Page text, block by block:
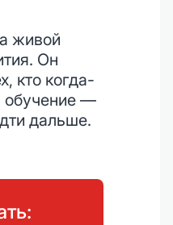
живой
Он
кто когда-
обучение —
дальше.